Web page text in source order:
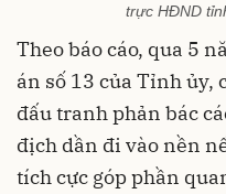
trực HĐND
Theo báo cáo, qua 5
án số 13 của Tỉnh ủy,
đấu tranh phản bác
địch dần đi vào nền
tích cực góp phần